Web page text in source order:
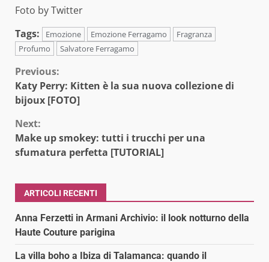
Foto by Twitter
Tags:
Emozione Emozione Ferragamo
Fragranza
Profumo
Salvatore Ferragamo
Continue
Reading
Previous:
Katy Perry: Kitten è la sua nuova collezione di
bijoux [FOTO]
Next:
Make up smokey: tutti i trucchi per una
sfumatura perfetta [TUTORIAL]
ARTICOLI RECENTI
Anna Ferzetti in Armani Archivio: il look notturno della
Haute Couture parigina
La villa boho a Ibiza di Talamanca: quando il